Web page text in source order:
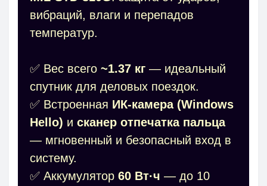
вибраций, влаги и перепадов
температур.
✅ Вес всего ~1.37 кг — идеальный
спутник для деловых поездок.
✅ Встроенная ИК-камера (Windows
Hello) и сканер отпечатка пальца
— мгновенный и безопасный вход в
систему.
✅ Аккумулятор 60 Вт·ч — до 10